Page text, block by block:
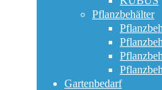
Pflanzbehälter
Gartenbedarf